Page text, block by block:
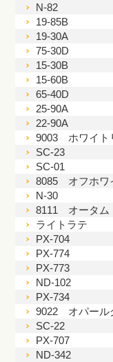
N-82
19-85B
19-30A
75-30D
15-30B
15-60B
65-40D
25-90A
22-90A
9003 ホワイト
SC-23
SC-01
8085 オフホワ
N-30
8111 オータム
ライトラテ
PX-704
PX-774
PX-773
ND-102
PX-734
9022 オパール
SC-22
PX-707
ND-342